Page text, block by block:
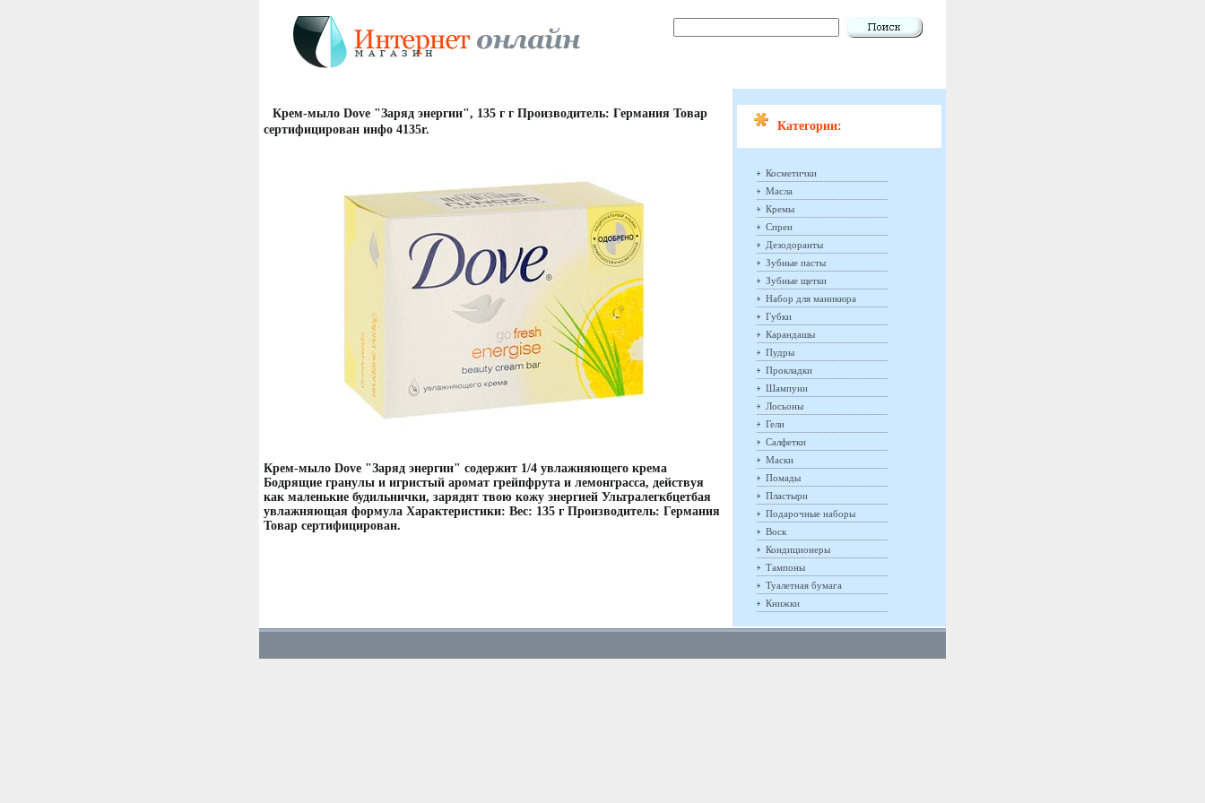
Крем-мыло Dove "Заряд энергии", 135 г г Производитель: Германия Товар
сертифицирован инфо 4135r.
Крем-мыло Dove "Заряд энергии" содержит 1/4 увлажняющего крема
Бодрящие гранулы и игристый аромат грейпфрута и лемонграсса, действуя
как маленькие будильнички, зарядят твою кожу энергией Ультралегкбцетбая
увлажняющая формула Характеристики: Вес: 135 г Производитель: Германия
Товар сертифицирован.
Категории:
Косметички
Масла
Кремы
Спреи
Дезодоранты
Зубные пасты
Зубные щетки
Набор для маникюра
Губки
Карандашы
Пудры
Прокладки
Шампуни
Лосьоны
Гели
Салфетки
Маски
Помады
Пластыри
Подарочные наборы
Воск
Кондиционеры
Тампоны
Туалетная бумага
Книжки